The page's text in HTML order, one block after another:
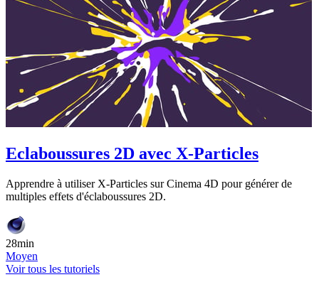
Eclaboussures 2D avec X-Particles
Apprendre à utiliser X-Particles sur Cinema 4D pour générer de
multiples effets d'éclaboussures 2D.
28min
Moyen
Voir tous les tutoriels